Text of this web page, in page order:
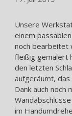
Unsere
einem
noch bearbeitet
fleißig gemalert
den letzten
aufgeräumt, das
Dank auch noch
im